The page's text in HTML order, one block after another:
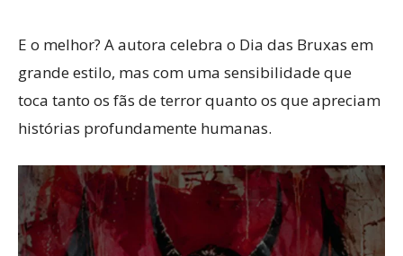
E o melhor? A autora celebra o Dia das Bruxas em
grande estilo, mas com uma sensibilidade que
toca tanto os fãs de terror quanto os que apreciam
histórias profundamente humanas.